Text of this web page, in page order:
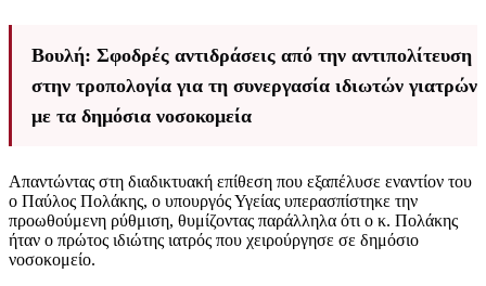
Βουλή: Σφοδρές αντιδράσεις από την αντιπολίτευση
στην τροπολογία για τη συνεργασία ιδιωτών γιατρών
με τα δημόσια νοσοκομεία
Απαντώντας στη διαδικτυακή επίθεση που εξαπέλυσε εναντίον του
ο Παύλος Πολάκης, ο υπουργός Υγείας υπερασπίστηκε την
προωθούμενη ρύθμιση, θυμίζοντας παράλληλα ότι ο κ. Πολάκης
ήταν ο πρώτος ιδιώτης ιατρός που χειρούργησε σε δημόσιο
νοσοκομείο.